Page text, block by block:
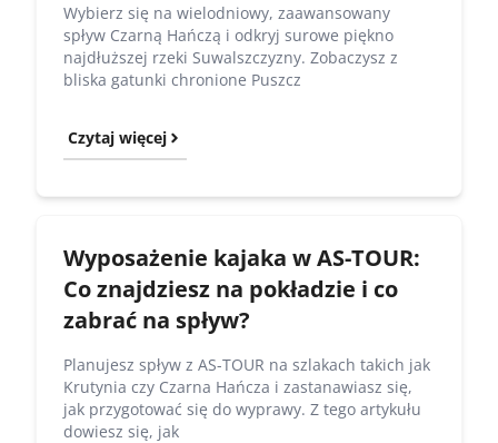
Wybierz się na wielodniowy, zaawansowany
spływ Czarną Hańczą i odkryj surowe piękno
najdłuższej rzeki Suwalszczyzny. Zobaczysz z
bliska gatunki chronione Puszcz
Czytaj więcej
Wyposażenie kajaka w AS-TOUR:
Co znajdziesz na pokładzie i co
zabrać na spływ?
Planujesz spływ z AS-TOUR na szlakach takich jak
Krutynia czy Czarna Hańcza i zastanawiasz się,
jak przygotować się do wyprawy. Z tego artykułu
dowiesz się, jak